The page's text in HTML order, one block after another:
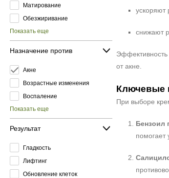
Матирование
Обезжиривание
Показать еще
Назначение против
Акне
Возрастные изменения
Воспаление
Показать еще
Результат
Гладкость
Лифтинг
Обновление клеток
ускоряют
снижают
Эффективность
от акне.
Ключевые
При выборе
Бензоил
помогает